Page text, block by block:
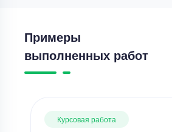
Примеры
выполненных работ
Курсовая работа